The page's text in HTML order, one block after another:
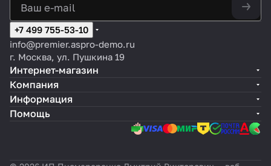
+7 499 755-53-10
info@premier.aspro-demo.ru
г. Москва, ул. Пушкина 19
Интернет-магазин
Компания
Информация
Помощь